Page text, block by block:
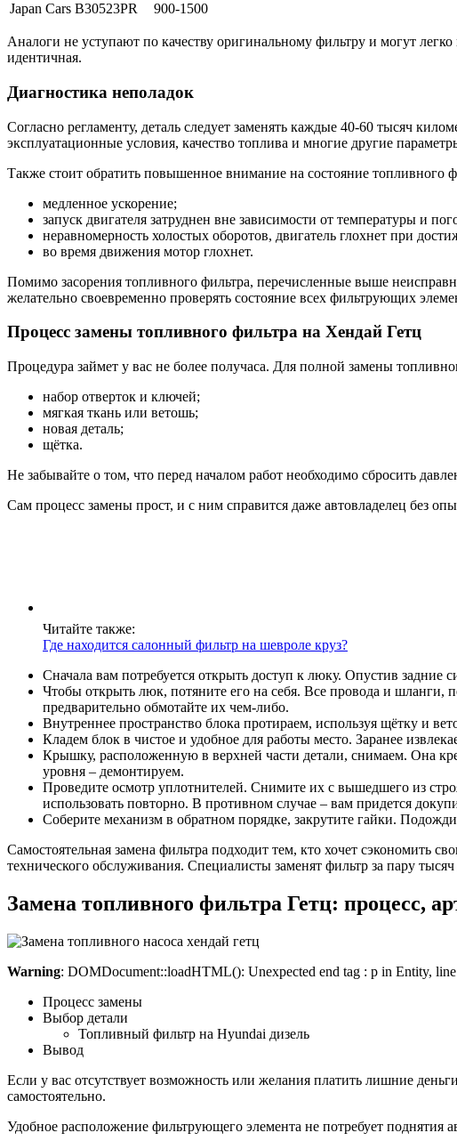
Japan Cars B30523PR 900-1500
Аналоги не уступают по качеству оригинальному фильтру и могут
идентичная.
Диагностика неполадок
Согласно регламенту, деталь следует заменять каждые 40-60 тысяч
эксплуатационные условия, качество топлива и многие другие
Также стоит обратить повышенное внимание на состояние
медленное ускорение;
запуск двигателя затруднен вне зависимости от температуры и
неравномерность холостых оборотов, двигатель глохнет при
во время движения мотор глохнет.
Помимо засорения топливного фильтра, перечисленные выше
желательно своевременно проверять состояние всех фильтрующих
Процесс замены топливного фильтра на Хендай Гетц
Процедура займет у вас не более получаса. Для полной замены
набор отверток и ключей;
мягкая ткань или ветошь;
новая деталь;
щётка.
Не забывайте о том, что перед началом работ необходимо сбросить
Сам процесс замены прост, и с ним справится даже автовладелец без
Читайте также:
Где находится салонный фильтр на шевроле круз?
Сначала вам потребуется открыть доступ к люку. Опустив задние
Чтобы открыть люк, потяните его на себя. Все провода и шланги,
предварительно обмотайте их чем-либо.
Внутреннее пространство блока протираем, используя щётку и
Кладем блок в чистое и удобное для работы место. Заранее
Крышку, расположенную в верхней части детали, снимаем. Она
уровня – демонтируем.
Проведите осмотр уплотнителей. Снимите их с вышедшего из
использовать повторно. В противном случае – вам придется
Соберите механизм в обратном порядке, закрутите гайки.
Самостоятельная замена фильтра подходит тем, кто хочет сэкономить
технического обслуживания. Специалисты заменят фильтр за пару тысяч
Замена топливного фильтра Гетц: процесс,
Warning: DOMDocument::loadHTML(): Unexpected end tag : p in Entity,
Процесс замены
Выбор детали
Топливный фильтр на Hyundai дизель
Вывод
Если у вас отсутствует возможность или желания платить лишние
самостоятельно.
Удобное расположение фильтрующего элемента не потребует поднятия